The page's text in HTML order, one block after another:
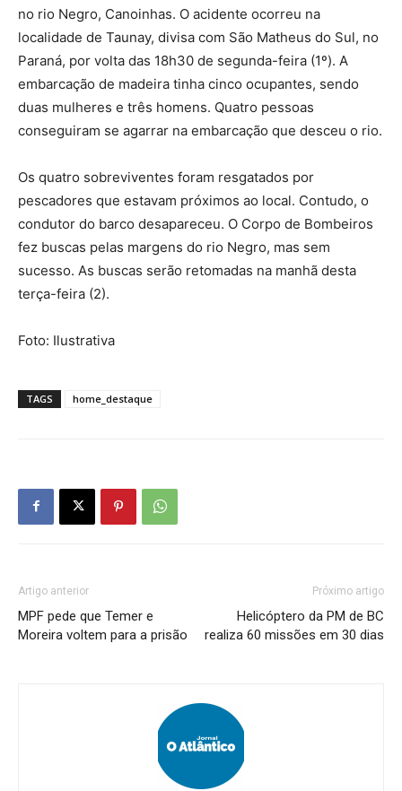
no rio Negro, Canoinhas. O acidente ocorreu na
localidade de Taunay, divisa com São Matheus do Sul, no
Paraná, por volta das 18h30 de segunda-feira (1º). A
embarcação de madeira tinha cinco ocupantes, sendo
duas mulheres e três homens. Quatro pessoas
conseguiram se agarrar na embarcação que desceu o rio.
Os quatro sobreviventes foram resgatados por
pescadores que estavam próximos ao local. Contudo, o
condutor do barco desapareceu. O Corpo de Bombeiros
fez buscas pelas margens do rio Negro, mas sem
sucesso. As buscas serão retomadas na manhã desta
terça-feira (2).
Foto: Ilustrativa
TAGS home_destaque
Artigo anterior
MPF pede que Temer e
Moreira voltem para a prisão
Próximo artigo
Helicóptero da PM de BC
realiza 60 missões em 30 dias